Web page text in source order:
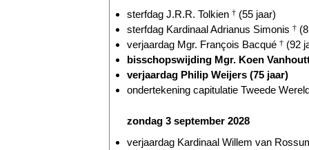
sterfdag J.R.R. Tolkien † (55 jaar)
sterfdag Kardinaal Adrianus Simonis †
verjaardag Mgr. François Bacqué † (92
bisschopswijding Mgr. Koen
verjaardag Philip Weijers (75 jaar)
ondertekening capitulatie Tweede
zondag 3 september 2028
verjaardag Kardinaal Willem van